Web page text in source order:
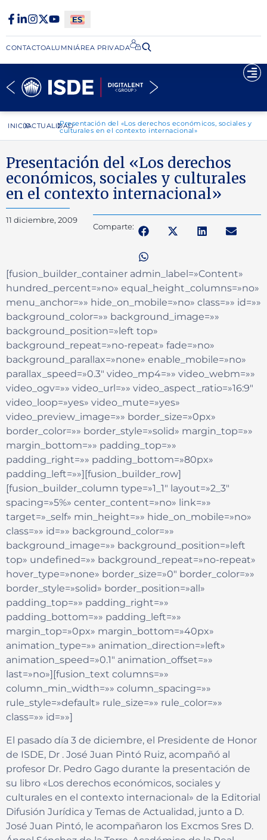
CONTACTOALUMNIÁREA PRIVADA​
INICIOACTUALIDADPresentación del «Los derechos económicos, sociales y
culturales en el contexto internacional»
Presentación del «Los derechos
económicos, sociales y culturales
en el contexto internacional»
11 diciembre, 2009
Comparte:
[fusion_builder_container admin_label=»Content»
hundred_percent=»no» equal_height_columns=»no»
menu_anchor=»» hide_on_mobile=»no» class=»» id=»»
background_color=»» background_image=»»
background_position=»left top»
background_repeat=»no-repeat» fade=»no»
background_parallax=»none» enable_mobile=»no»
parallax_speed=»0.3″ video_mp4=»» video_webm=»»
video_ogv=»» video_url=»» video_aspect_ratio=»16:9″
video_loop=»yes» video_mute=»yes»
video_preview_image=»» border_size=»0px»
border_color=»» border_style=»solid» margin_top=»»
margin_bottom=»» padding_top=»»
padding_right=»» padding_bottom=»80px»
padding_left=»»][fusion_builder_row]
[fusion_builder_column type=»1_1″ layout=»2_3″
spacing=»5%» center_content=»no» link=»»
target=»_self» min_height=»» hide_on_mobile=»no»
class=»» id=»» background_color=»»
background_image=»» background_position=»left
top» undefined=»» background_repeat=»no-repeat»
hover_type=»none» border_size=»0″ border_color=»»
border_style=»solid» border_position=»all»
padding_top=»» padding_right=»»
padding_bottom=»» padding_left=»»
margin_top=»0px» margin_bottom=»40px»
animation_type=»» animation_direction=»left»
animation_speed=»0.1″ animation_offset=»»
last=»no»][fusion_text columns=»»
column_min_width=»» column_spacing=»»
rule_style=»default» rule_size=»» rule_color=»»
class=»» id=»»]
El pasado día 3 de diciembre, el Presidente de Honor
de ISDE, Dr . José Juan Pintó Ruiz, acompañó al
profesor Dr. Pedro Gago durante la presentación de
su libro «Los derechos económicos, sociales y
culturales en el contexto internacional» de la Editorial
Difusión Jurídica y Temas de Actualidad, junto a D.
José Juan Pintó, le acompañaron los Excmos Sres D.